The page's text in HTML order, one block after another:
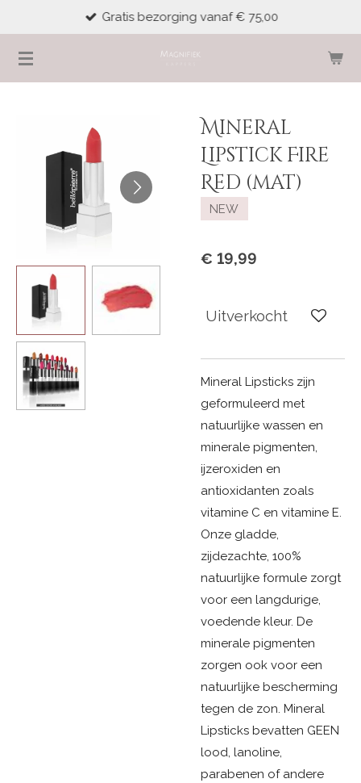
naar
de
Gratis bezorging vanaf € 75,00
Mineral
Lipstick Fire
Red (mat)
NEW
€ 19,99
Uitverkocht
Mineral Lipsticks zijn
geformuleerd met
natuurlijke wassen en
minerale pigmenten,
ijzeroxiden en
antioxidanten zoals
vitamine C en vitamine E.
Onze gladde,
zijdezachte, 100%
natuurlijke formule zorgt
voor een langdurige,
voedende kleur. De
minerale pigmenten
zorgen ook voor een
natuurlijke bescherming
tegen de zon. Mineral
Lipsticks bevatten GEEN
lood, lanoline,
parabenen of andere